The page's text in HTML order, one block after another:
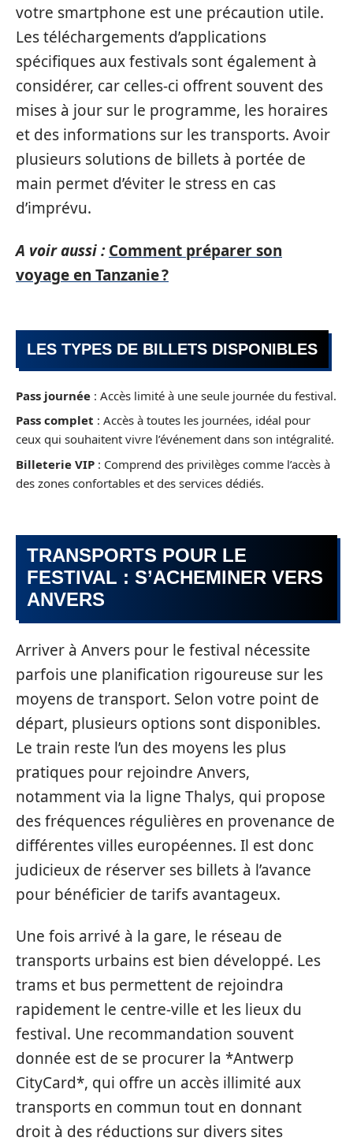
votre smartphone est une précaution utile.
Les téléchargements d’applications
spécifiques aux festivals sont également à
considérer, car celles-ci offrent souvent des
mises à jour sur le programme, les horaires
et des informations sur les transports. Avoir
plusieurs solutions de billets à portée de
main permet d’éviter le stress en cas
d’imprévu.
A voir aussi : Comment préparer son
voyage en Tanzanie ?
LES TYPES DE BILLETS DISPONIBLES
Pass journée : Accès limité à une seule journée du festival.
Pass complet : Accès à toutes les journées, idéal pour
ceux qui souhaitent vivre l’événement dans son intégralité.
Billeterie VIP : Comprend des privilèges comme l’accès à
des zones confortables et des services dédiés.
TRANSPORTS POUR LE
FESTIVAL : S’ACHEMINER VERS
ANVERS
Arriver à Anvers pour le festival nécessite
parfois une planification rigoureuse sur les
moyens de transport. Selon votre point de
départ, plusieurs options sont disponibles.
Le train reste l’un des moyens les plus
pratiques pour rejoindre Anvers,
notamment via la ligne Thalys, qui propose
des fréquences régulières en provenance de
différentes villes européennes. Il est donc
judicieux de réserver ses billets à l’avance
pour bénéficier de tarifs avantageux.
Une fois arrivé à la gare, le réseau de
transports urbains est bien développé. Les
trams et bus permettent de rejoindra
rapidement le centre-ville et les lieux du
festival. Une recommandation souvent
donnée est de se procurer la *Antwerp
CityCard*, qui offre un accès illimité aux
transports en commun tout en donnant
droit à des réductions sur divers sites